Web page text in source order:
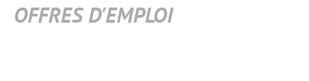
OFFRES D'EMPLOI